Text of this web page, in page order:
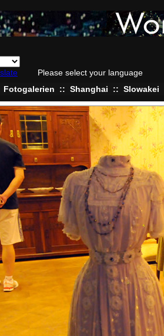
Please select your language
Fotogalerien :: Shanghai :: Slowakei